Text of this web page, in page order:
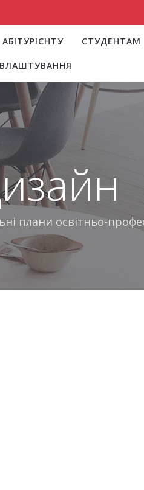
АБІТУРІЄНТУ СТУДЕНТАМ
плани освітньо-